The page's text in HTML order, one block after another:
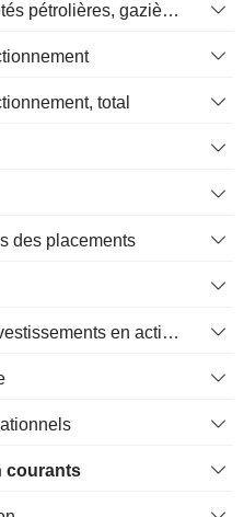
Dépréciation des propriétés pétrolières, gazières et minérales - (IS)
total
des placements
Gains (Pertes) sur les investissements en actions
courants